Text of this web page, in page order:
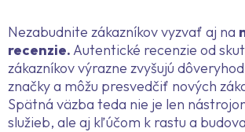
Nezabudnite zákazníkov vyzvať aj na
recenzie.Autentické recenzie od
zákazníkov výrazne zvyšujú
značky a môžu presvedčiť nových
Spätná väzba teda nie je len
služieb, ale aj kľúčom k rastu a